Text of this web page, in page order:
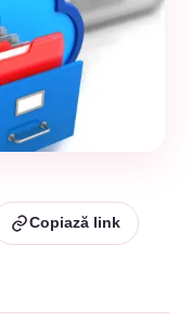
Copiază link